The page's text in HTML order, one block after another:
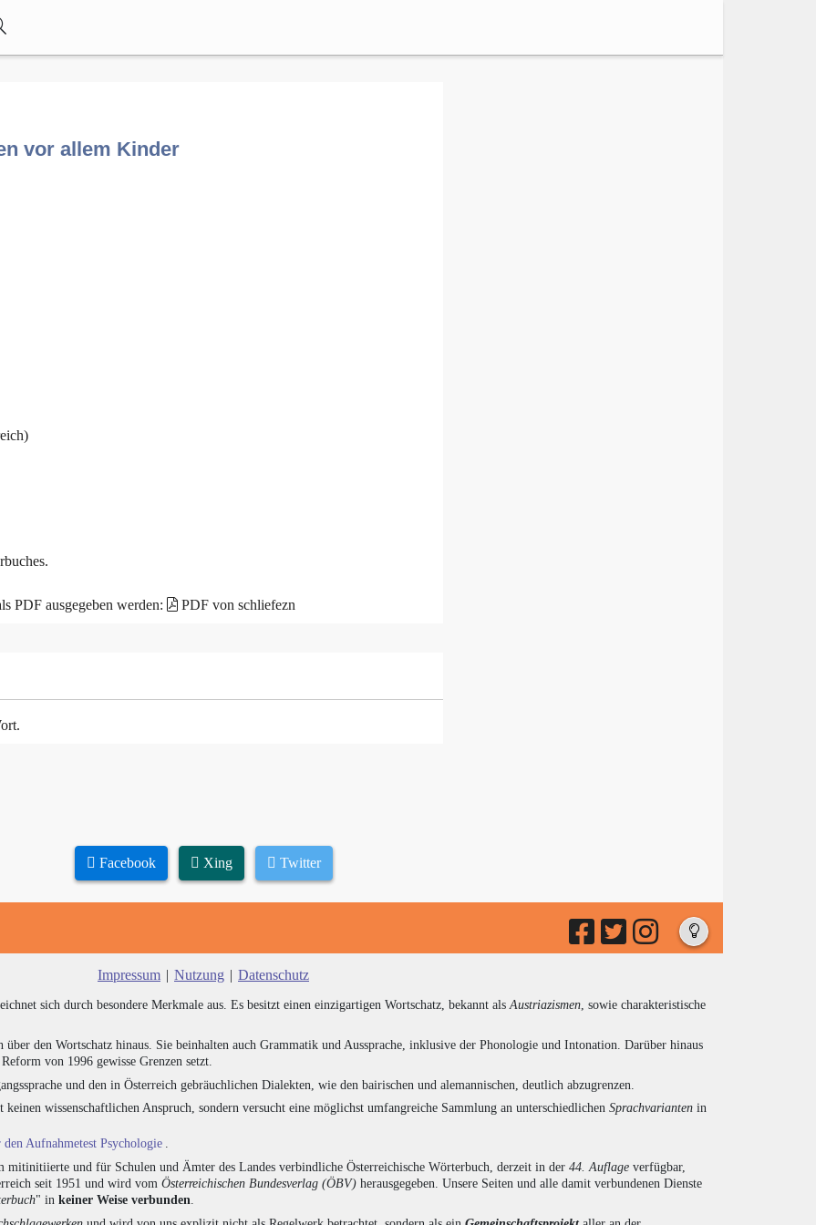
vor allem Kinder
PDF ausgegeben werden: PDF von schliefezn
Facebook Xing Twitter
Impressum | Nutzung | Datenschutz
sich durch besondere Merkmale aus. Es besitzt einen einzigartigen Wortschatz, bekannt als Austriazismen , sowie charakteristische
den Wortschatz hinaus. Sie beinhalten auch Grammatik und Aussprache, inklusive der Phonologie und Intonation. Darüber hinaus
Reform von 1996 gewisse Grenzen setzt.
und den in Österreich gebräuchlichen Dialekten, wie den bairischen und alemannischen, deutlich abzugrenzen.
wissenschaftlichen Anspruch, sondern versucht eine möglichst umfangreiche Sammlung an unterschiedlichen Sprachvarianten in
Aufnahmetest Psychologie
mitinitiierte und für Schulen und Ämter des Landes verbindliche Österreichische Wörterbuch, derzeit in der 44. Auflage verfügbar,
seit 1951 und wird vom Österreichischen Bundesverlag (ÖBV) herausgegeben. Unsere Seiten und alle damit verbundenen Dienste
" in keiner Weise verbunden